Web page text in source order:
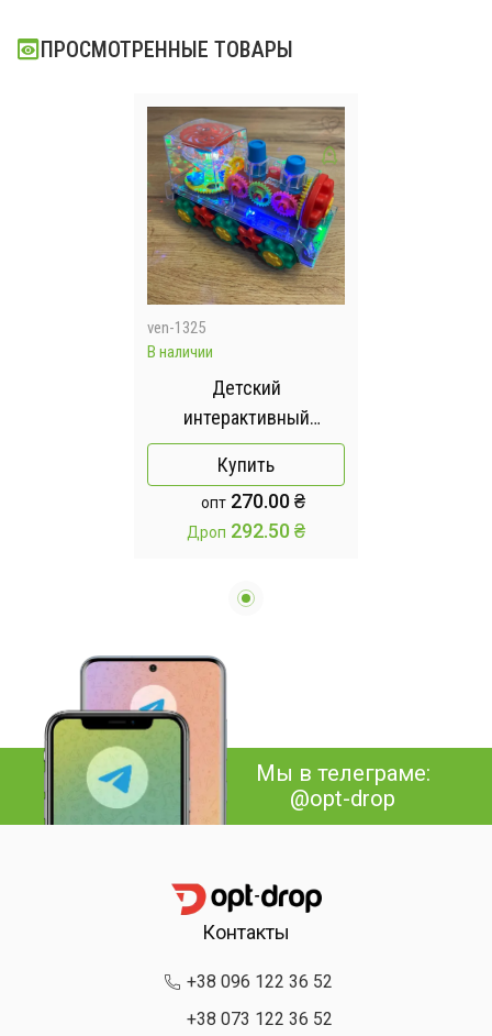
ПРОСМОТРЕННЫЕ ТОВАРЫ
ven-1325
В наличии
Детский
интерактивный
прозрачный поезд со
светом, музыкой и
поворотом на 360°
Купить
опт 270.00 ₴
Дроп 292.50 ₴
Мы в телеграме:
@opt-drop
Контакты
+38 096 122 36 52
+38 073 122 36 52